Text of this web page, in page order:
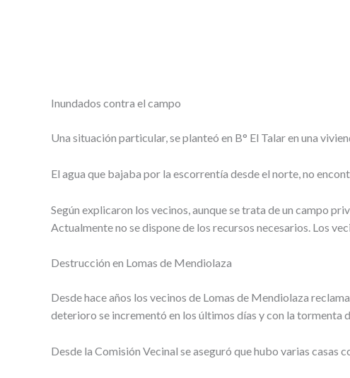
Inundados contra el campo
Una situación particular, se planteó en B° El Talar en una
El agua que bajaba por la escorrentía desde el norte, no
Según explicaron los vecinos, aunque se trata de un campo
Actualmente no se dispone de los recursos necesarios. Los
Destrucción en Lomas de Mendiolaza
Desde hace años los vecinos de Lomas de Mendiolaza
deterioro se incrementó en los últimos días y con la tormenta
Desde la Comisión Vecinal se aseguró que hubo varias casas